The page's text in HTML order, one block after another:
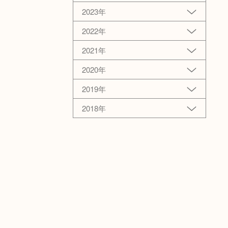
2023年
2022年
2021年
2020年
2019年
2018年